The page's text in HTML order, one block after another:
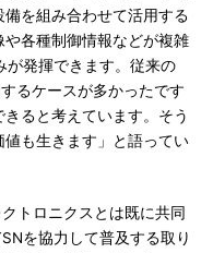
を組み合わせて活用する
各種制御情報などが複雑
が発揮できます。従来の
るケースが多かったです
ると考えています。そう
も生きます」と語ってい
トロニクスとは既に共同
を協力して普及する取り